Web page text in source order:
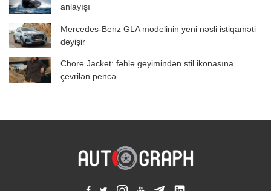
anlayışı
Mercedes-Benz GLA modelinin yeni nəsli istiqaməti
dəyişir
Chore Jacket: fəhlə geyimindən stil ikonasına
çevrilən pencə...